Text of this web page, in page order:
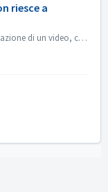
riesce a
Se si verifica un errore durante la masterizzazione di un video, cosa si può fare? Andare in C:\Users\[utente corrente]\AppData\Roaming\Nero\[versione corr...